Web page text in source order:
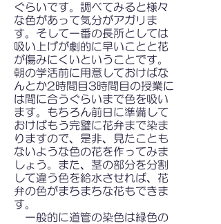
ぐらいです。調べてみると様々
な色があって気分がアガリま
す。そして一番の長所としては
吸い上げが劇的に早いことと花
が傷みにくいということです。
朝の学活前に用意しておけばな
んとか2時間目3時間目の授業に
は間に合うぐらいまで色を吸い
ます。もちろん前日に準備して
おけばもう完璧に花弁まで染ま
りますので、是非、見たことも
ないような色の花を作ってみま
しょう。また、茎の部分を分割
して違う色を給水させれば、花
弁の色がまちまちな花もできま
す。
一般的に道管の染色は緑色の